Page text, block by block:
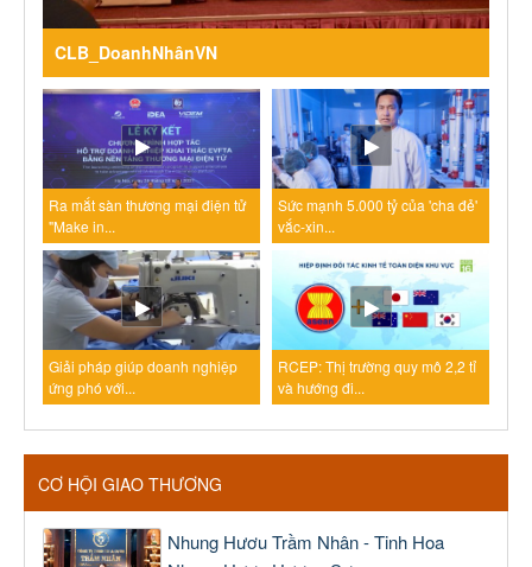
CLB_DoanhNhânVN
Ra mắt sàn thương mại điện tử
"Make in...
Sức mạnh 5.000 tỷ của 'cha đẻ'
vắc-xin...
Giải pháp giúp doanh nghiệp
ứng phó với...
RCEP: Thị trường quy mô 2,2 tỉ
và hướng đi...
CƠ HỘI GIAO THƯƠNG
Nhung Hươu Trầm Nhân - Tinh Hoa